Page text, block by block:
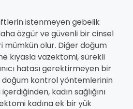
istenmeyen gebelik
özgür ve güvenli bir cinsel
mümkün olur. Diğer doğum
kıyasla vazektomi, sürekli
hatası gerektirmeyen bir
doğum kontrol yöntemlerinin
kadın sağlığını
kadına ek bir yük